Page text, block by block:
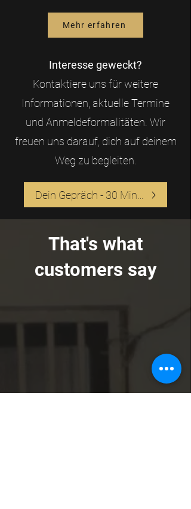
Mehr erfahren
Interesse geweckt?
Kontaktiere uns für weitere
Informationen, aktuelle Termine
und Anmeldeformalitäten. Wir
freuen uns darauf, dich auf deinem
Weg zu begleiten.
Dein Gepräch - 30 Minuten
That's what
customers say